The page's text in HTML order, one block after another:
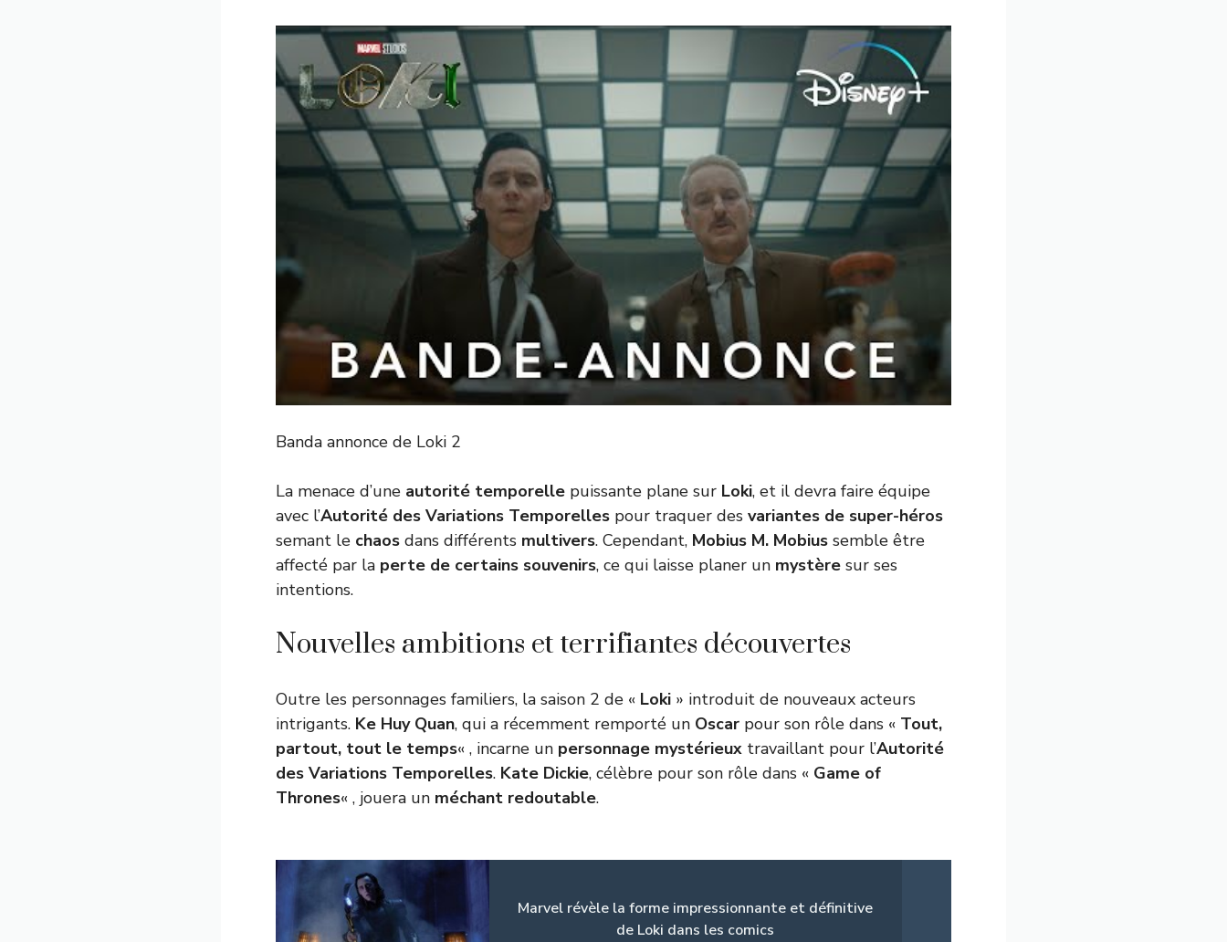
Banda annonce de Loki 2
La menace d’une autorité temporelle puissante plane sur Loki, et il devra faire équipe
avec l’Autorité des Variations Temporelles pour traquer des variantes de super-héros
semant le chaos dans différents multivers. Cependant, Mobius M. Mobius semble être
affecté par la perte de certains souvenirs, ce qui laisse planer un mystère sur ses
intentions.
Nouvelles ambitions et terrifiantes découvertes
Outre les personnages familiers, la saison 2 de « Loki » introduit de nouveaux acteurs
intrigants. Ke Huy Quan, qui a récemment remporté un Oscar pour son rôle dans « Tout,
partout, tout le temps« , incarne un personnage mystérieux travaillant pour l’Autorité
des Variations Temporelles. Kate Dickie, célèbre pour son rôle dans « Game of
Thrones« , jouera un méchant redoutable.
Marvel révèle la forme impressionnante et définitive
de Loki dans les comics